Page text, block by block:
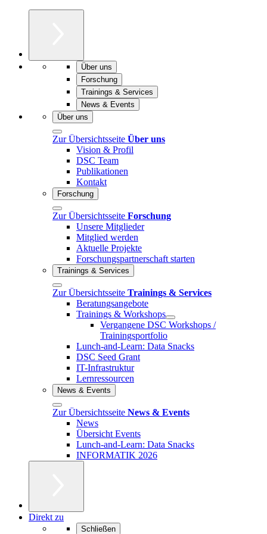
Über uns
Forschung
Trainings & Services
News & Events
Über uns
Zur Übersichtsseite Über uns
Vision & Profil
DSC Team
Publikationen
Kontakt
Forschung
Zur Übersichtsseite Forschung
Unsere Mitglieder
Mitglied werden
Aktuelle Projekte
Forschungspartnerschaft starten
Trainings & Services
Zur Übersichtsseite Trainings & Services
Beratungsangebote
Trainings & Workshops
Vergangene DSC Workshops /
Trainingsportfolio
Lunch-and-Learn: Data Snacks
DSC Seed Grant
IT-Infrastruktur
Lernressourcen
News & Events
Zur Übersichtsseite News & Events
News
Übersicht Events
Lunch-and-Learn: Data Snacks
INFORMATIK 2026
Direkt zu
Schließen